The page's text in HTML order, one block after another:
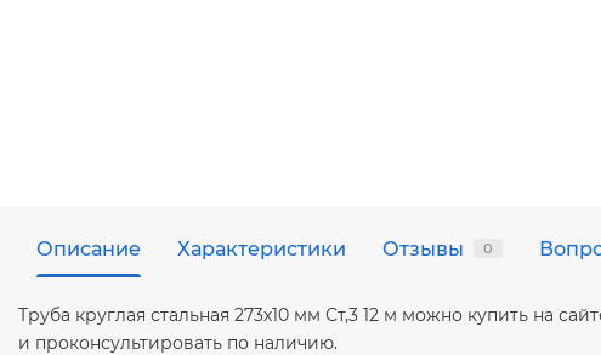
Описание Характеристики Отзывы 0
Труба круглая стальная 273х10 мм Ст,3 12 м можно купить на
и проконсультировать по наличию.